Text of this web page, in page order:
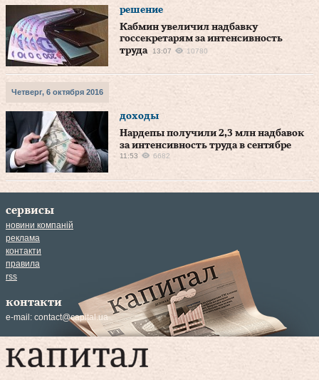
решение
Кабмин увеличил надбавку
госсекретарям за интенсивность
труда
13:07 10780
Четверг, 6 октября 2016
доходы
Нардепы получили 2,3 млн надбавок
за интенсивность труда в сентябре
11:53 6682
сервисы
новини компаній
реклама
контакти
правила
rss
контакти
e-mail: contact@capital.ua